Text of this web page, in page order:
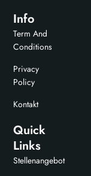
Info
Term And
Conditions
Privacy
Policy
Kontakt
Quick
Links
Stellenangebot